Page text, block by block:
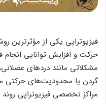
فیزیوتراپی یکی از مؤثرترین
حرکت و افزایش توانایی انجام
مشکلاتی مانند دردهای
گردن یا محدودیت‌های حرکتی
مراکز تخصصی فیزیوتراپی روند